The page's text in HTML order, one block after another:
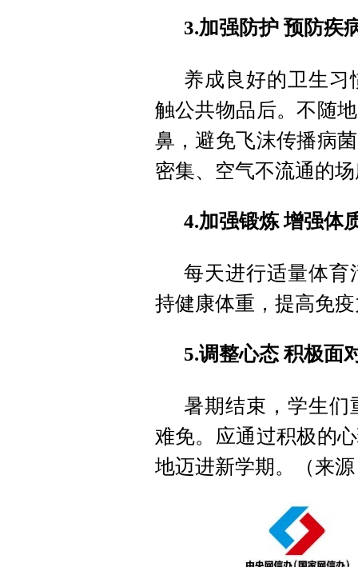
3.加强防护 预防疾
养成良好的卫生
触公共物品后。不随
鼻，避免飞沫传播病
密集、空气不流通的
4.加强锻炼 增强体
每天进行适量体育
持健康体重，提高免
5.调整心态 积极面
暑期结束，学生
难免。应通过积极的
地迈进新学期。（来